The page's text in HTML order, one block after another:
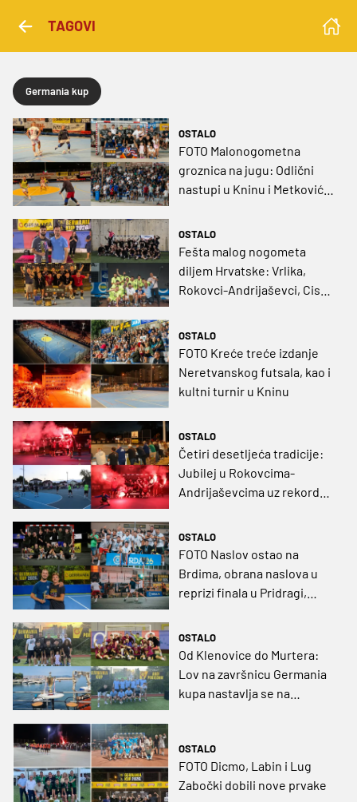
TAGOVI
Germania kup
OSTALO
FOTO Malonogometna
groznica na jugu: Odlični
nastupi u Kninu i Metkoviću
nagradama
OSTALO
Fešta malog nogometa
diljem Hrvatske: Vrlika,
Rokovci-Andrijaševci, Cista
OSTALO
FOTO Kreće treće izdanje
Neretvanskog futsala, kao i
kultni turnir u Kninu
OSTALO
Četiri desetljeća tradicije:
Jubilej u Rokovcima-
Andrijaševcima uz rekordan
nagradni fond
OSTALO
FOTO Naslov ostao na
Brdima, obrana naslova u
reprizi finala u Pridragi,
Drenovcima
OSTALO
Od Klenovice do Murtera:
Lov na završnicu Germania
kupa nastavlja se na
OSTALO
FOTO Dicmo, Labin i Lug
Zabočki dobili nove prvake